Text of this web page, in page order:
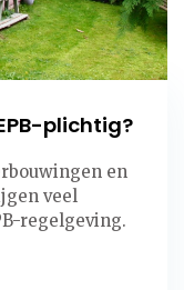
plichtig?
en
veel
regelgeving.